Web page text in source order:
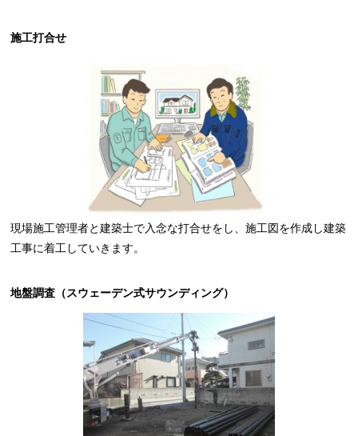
施工打合せ
現場施工管理者と建築士で入念な打合せをし、施工図を作成し建築
工事に着工していきます。
地盤調査（スウェーデン式サウンディング）